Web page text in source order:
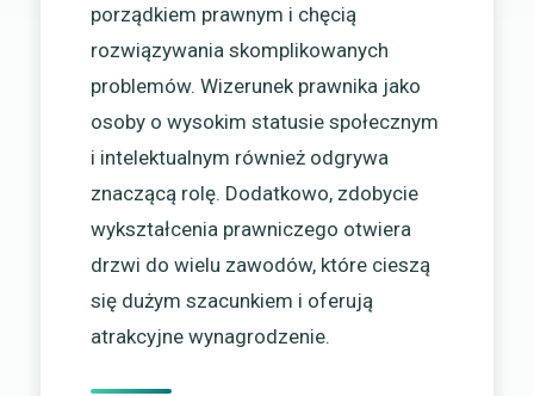
porządkiem prawnym i chęcią
rozwiązywania skomplikowanych
problemów. Wizerunek prawnika jako
osoby o wysokim statusie społecznym
i intelektualnym również odgrywa
znaczącą rolę. Dodatkowo, zdobycie
wykształcenia prawniczego otwiera
drzwi do wielu zawodów, które cieszą
się dużym szacunkiem i oferują
atrakcyjne wynagrodzenie.